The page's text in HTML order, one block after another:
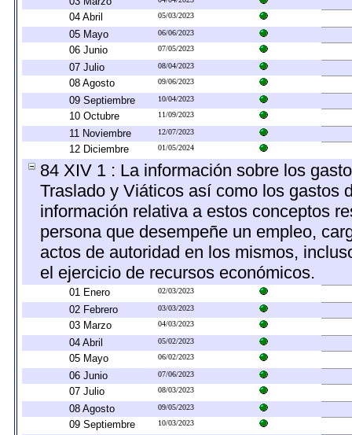
04 Abril 05/03/2023
05 Mayo 06/06/2023
06 Junio 07/05/2023
07 Julio 08/04/2023
08 Agosto 09/06/2023
09 Septiembre 10/04/2023
10 Octubre 11/09/2023
11 Noviembre 12/07/2023
12 Diciembre 01/05/2024
84 XIV 1 : La información sobre los
Traslado y Viáticos así como los gastos
información relativa a estos conceptos
persona que desempeñe un empleo,
actos de autoridad en los mismos,
el ejercicio de recursos económicos.
01 Enero 02/03/2023
02 Febrero 03/03/2023
03 Marzo 04/03/2023
04 Abril 05/02/2023
05 Mayo 06/02/2023
06 Junio 07/06/2023
07 Julio 08/03/2023
08 Agosto 09/05/2023
09 Septiembre 10/03/2023